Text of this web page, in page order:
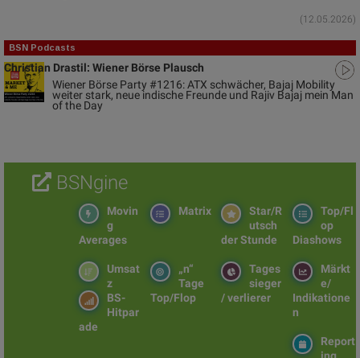
(12.05.2026)
BSN Podcasts
Christian Drastil: Wiener Börse Plausch
Wiener Börse Party #1216: ATX schwächer, Bajaj Mobility
weiter stark, neue indische Freunde und Rajiv Bajaj mein Man
of the Day
BSNgine
Top/Fl
op
Diashows
Star/R
utsch
der Stunde
Matrix
Movin
g
Averages
Märkt
e/
Indikatione
n
Tages
sieger
/ verlierer
„n“
Tage
Top/Flop
Umsat
z
BS-
Hitpar
ade
Report